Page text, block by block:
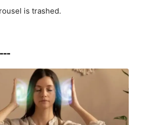
is trashed.